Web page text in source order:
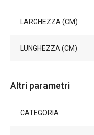
LARGHEZZA (CM)
LUNGHEZZA (CM)
Altri parametri
CATEGORIA